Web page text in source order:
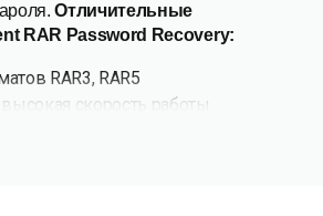
Отличительные
RAR Password Recovery:
RAR3, RAR5
скорость работы
NVIDIA/AMD